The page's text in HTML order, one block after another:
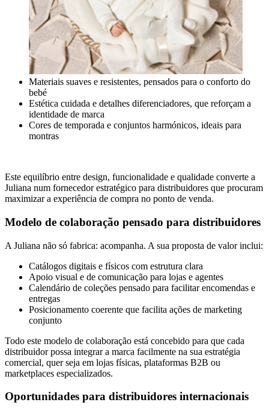
Materiais suaves e resistentes, pensados para o conforto do
bebé
Estética cuidada e detalhes diferenciadores, que reforçam a
identidade de marca
Cores de temporada e conjuntos harmónicos, ideais para
montras
Este equilíbrio entre design, funcionalidade e qualidade converte a
Juliana num fornecedor estratégico para distribuidores que procuram
maximizar a experiência de compra no ponto de venda.
Modelo de colaboração pensado para distribuidores
A Juliana não só fabrica: acompanha. A sua proposta de valor inclui:
Catálogos digitais e físicos com estrutura clara
Apoio visual e de comunicação para lojas e agentes
Calendário de coleções pensado para facilitar encomendas e
entregas
Posicionamento coerente que facilita ações de marketing
conjunto
Todo este modelo de colaboração está concebido para que cada
distribuidor possa integrar a marca facilmente na sua estratégia
comercial, quer seja em lojas físicas, plataformas B2B ou
marketplaces especializados.
Oportunidades para distribuidores internacionais